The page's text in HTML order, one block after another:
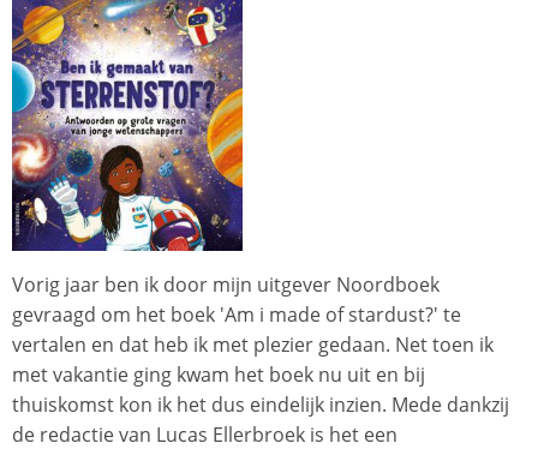
Vorig jaar ben ik door mijn uitgever Noordboek
gevraagd om het boek 'Am i made of stardust?' te
vertalen en dat heb ik met plezier gedaan. Net toen ik
met vakantie ging kwam het boek nu uit en bij
thuiskomst kon ik het dus eindelijk inzien. Mede dankzij
de redactie van Lucas Ellerbroek is het een